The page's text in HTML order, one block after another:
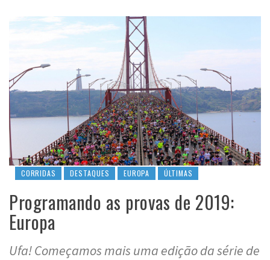
CORRIDAS DESTAQUES EUROPA ÚLTIMAS
Programando as provas de 2019:
Europa
Ufa! Começamos mais uma edição da série de